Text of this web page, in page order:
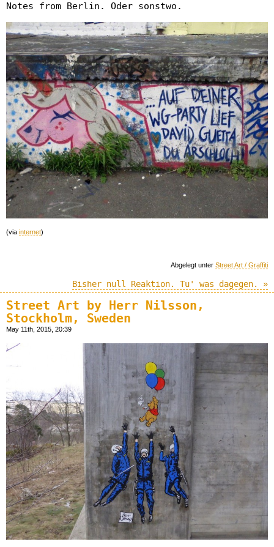
Notes from Berlin. Oder sonstwo.
(via internet)
Abgelegt unter Street Art / Graffiti
Bisher null Reaktion. Tu' was dagegen. »
Street Art by Herr Nilsson,
Stockholm, Sweden
May 11th, 2015, 20:39